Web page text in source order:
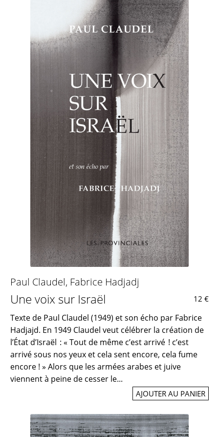
Paul Claudel, Fabrice Hadjadj
Une voix sur Israël 12 €
Texte de Paul Claudel (1949) et son écho par Fabrice
Hadjajd. En 1949 Claudel veut célébrer la création de
l’État d’Israël : « Tout de même c’est arrivé ! c’est
arrivé sous nos yeux et cela sent encore, cela fume
encore ! » Alors que les armées arabes et juive
viennent à peine de cesser le...
AJOUTER AU PANIER